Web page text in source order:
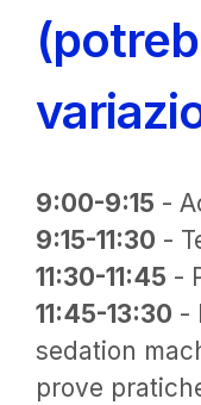
9:00-9:15 -
9:15-11:30 -
11:30-11:45 -
11:45-13:30 -
sedation
prove